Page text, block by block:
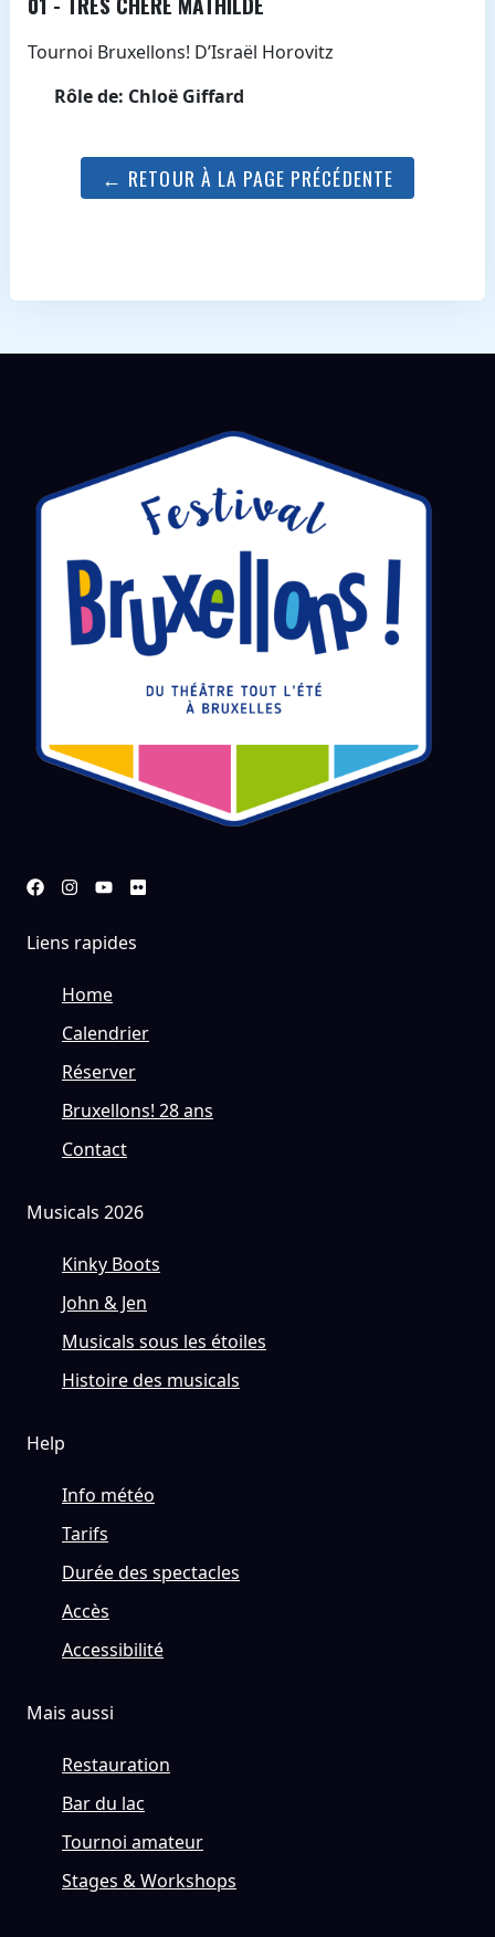
Tournoi Bruxellons! D’Israël Horovitz
Rôle de: Chloë Giffard
← RETOUR À LA PAGE PRÉCÉDENTE
Liens rapides
Home
Calendrier
Réserver
Bruxellons! 28 ans
Contact
Musicals 2026
Kinky Boots
John & Jen
Musicals sous les étoiles
Histoire des musicals
Help
Info météo
Tarifs
Durée des spectacles
Accès
Accessibilité
Mais aussi
Restauration
Bar du lac
Tournoi amateur
Stages & Workshops